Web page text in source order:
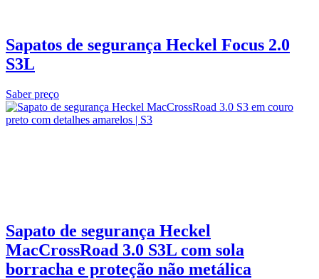
Sapatos de segurança Heckel Focus 2.0
S3L
Saber preço
Sapato de segurança Heckel
MacCrossRoad 3.0 S3L com sola
borracha e proteção não metálica